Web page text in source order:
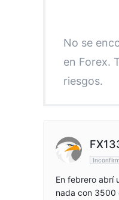
5
6
8
9
No se
en Forex.
riesgos.
En febrero abrí
nada con 3500